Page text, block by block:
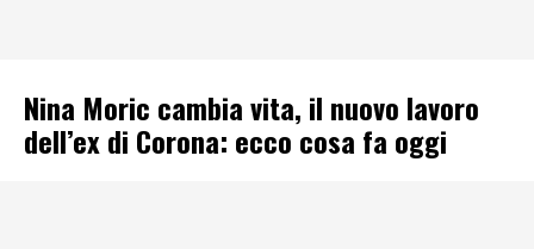
Nina Moric cambia vita, il nuovo lavoro
dell’ex di Corona: ecco cosa fa oggi